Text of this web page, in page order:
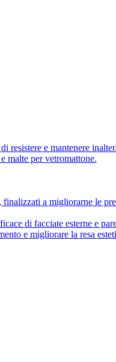
e mantenere
malte per vetromattone.
a migliorarne le
di facciate esterne e
e migliorare la resa